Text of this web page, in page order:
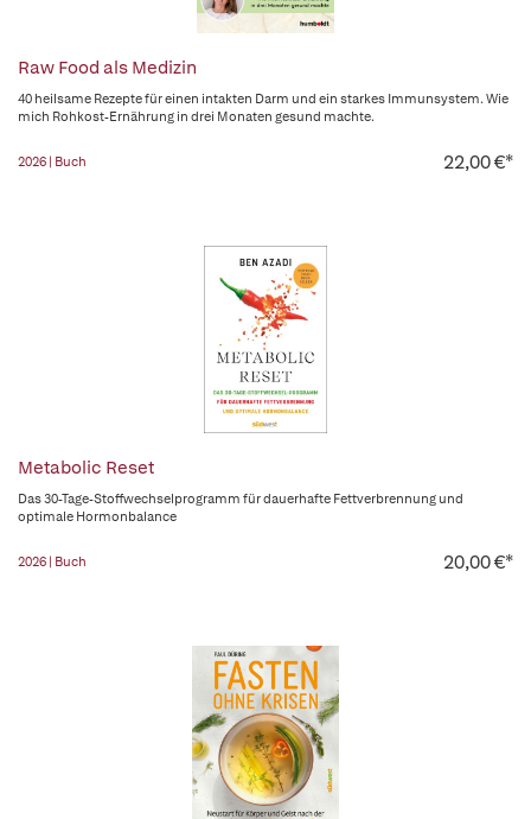
Raw Food als Medizin
40 heilsame Rezepte für einen intakten Darm und ein starkes Immunsystem. Wie
mich Rohkost-Ernährung in drei Monaten gesund machte.
2026 | Buch 22,00 €*
Metabolic Reset
Das 30-Tage-Stoffwechselprogramm für dauerhafte Fettverbrennung und
optimale Hormonbalance
2026 | Buch 20,00 €*